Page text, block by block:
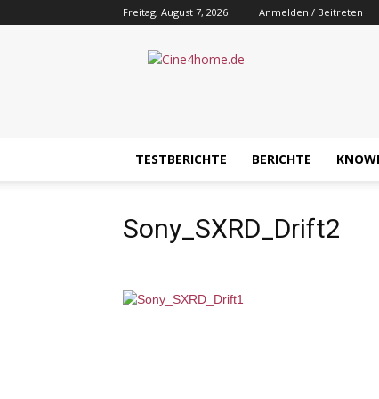
Freitag, August 7, 2026 Anmelden / Beitreten
Cine4home.de
TESTBERICHTE BERICHTE
Sony_SXRD_Drift2